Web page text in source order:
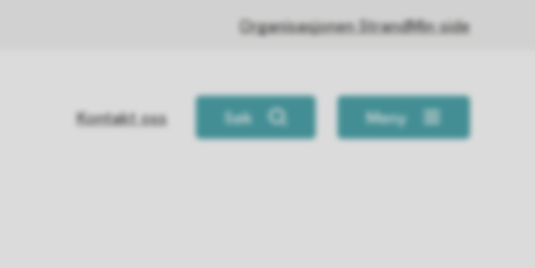
Organisasjonen StrandMin side
Kontakt oss Søk Meny